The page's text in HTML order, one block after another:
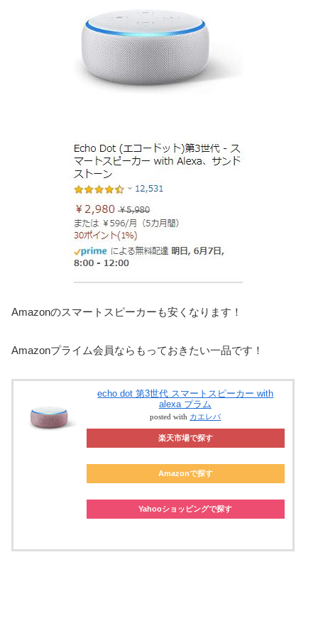
Amazonのスマートスピーカーも安くなります！
Amazonプライム会員ならもっておきたい一品です！
echo dot 第3世代 スマートスピーカー with
alexa プラム
posted with カエレバ
楽天市場で探す
Amazonで探す
Yahooショッピングで探す